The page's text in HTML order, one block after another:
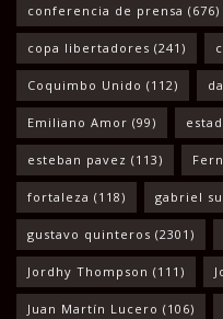
conferencia de prensa (676)
copa libertadores (241)
Coquimbo Unido (112)
Emiliano Amor (99)
esteban pavez (113)
fortaleza (118) gabriel
gustavo quinteros (2301)
Jordhy Thompson (111)
Juan Martín Lucero (106)